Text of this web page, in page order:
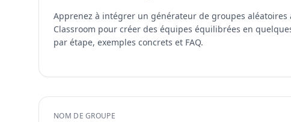
Apprenez à intégrer un générateur de groupes aléatoires
Classroom pour créer des équipes équilibrées en
par étape, exemples concrets et FAQ.
NOM DE GROUPE